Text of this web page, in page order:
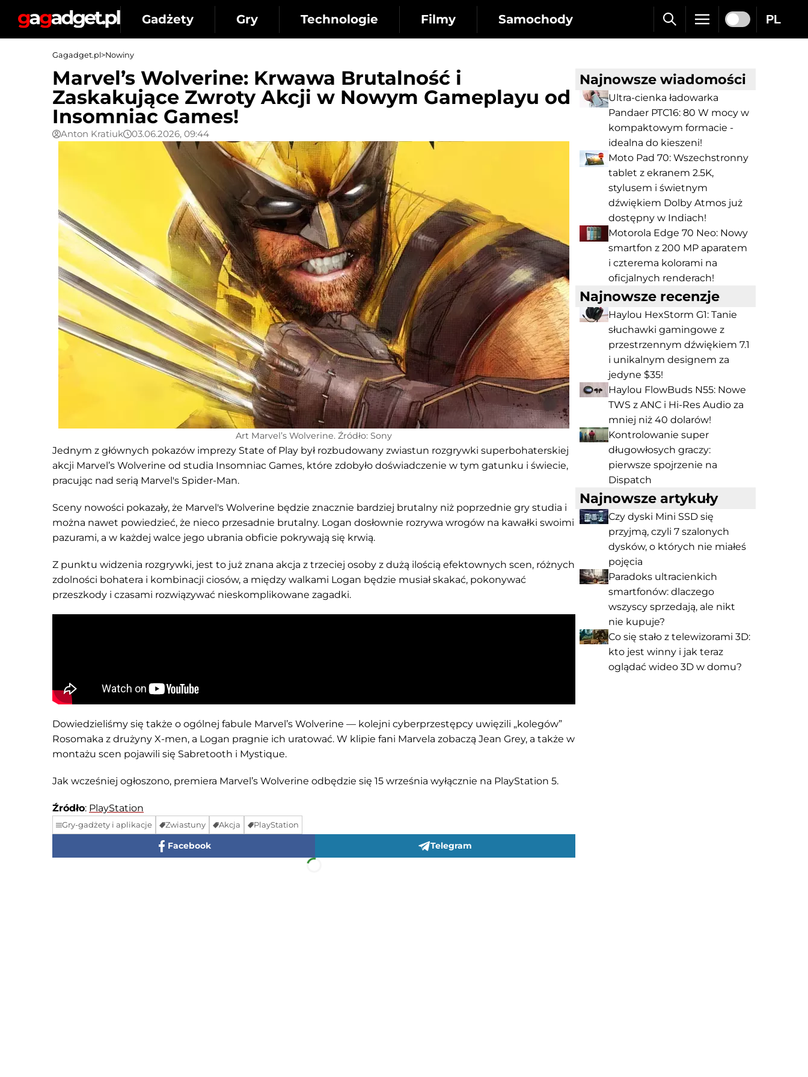
Gadżety Gry Technologie Filmy Samochody PL
Gagadget.pl>Nowiny
Marvel’s Wolverine: Krwawa Brutalność i
Zaskakujące Zwroty Akcji w Nowym Gameplayu od
Insomniac Games!
Anton Kratiuk 03.06.2026, 09:44
Art Marvel’s Wolverine. Źródło: Sony
Jednym z głównych pokazów imprezy State of Play był rozbudowany zwiastun rozgrywki superbohaterskiej
akcji Marvel’s Wolverine od studia Insomniac Games, które zdobyło doświadczenie w tym gatunku i świecie,
pracując nad serią Marvel's Spider-Man.
Sceny nowości pokazały, że Marvel's Wolverine będzie znacznie bardziej brutalny niż poprzednie gry studia i
można nawet powiedzieć, że nieco przesadnie brutalny. Logan dosłownie rozrywa wrogów na kawałki swoimi
pazurami, a w każdej walce jego ubrania obficie pokrywają się krwią.
Z punktu widzenia rozgrywki, jest to już znana akcja z trzeciej osoby z dużą ilością efektownych scen, różnych
zdolności bohatera i kombinacji ciosów, a między walkami Logan będzie musiał skakać, pokonywać
przeszkody i czasami rozwiązywać nieskomplikowane zagadki.
Dowiedzieliśmy się także o ogólnej fabule Marvel’s Wolverine — kolejni cyberprzestępcy uwięzili „kolegów”
Rosomaka z drużyny X-men, a Logan pragnie ich uratować. W klipie fani Marvela zobaczą Jean Grey, a także w
montażu scen pojawili się Sabretooth i Mystique.
Jak wcześniej ogłoszono, premiera Marvel’s Wolverine odbędzie się 15 września wyłącznie na PlayStation 5.
Źródło: PlayStation
Gry-gadżety i aplikacje Zwiastuny Akcja PlayStation
Facebook Telegram
Najnowsze wiadomości
Ultra-cienka ładowarka
Pandaer PTC16: 80 W mocy w
kompaktowym formacie -
idealna do kieszeni!
Moto Pad 70: Wszechstronny
tablet z ekranem 2.5K,
stylusem i świetnym
dźwiękiem Dolby Atmos już
dostępny w Indiach!
Motorola Edge 70 Neo: Nowy
smartfon z 200 MP aparatem
i czterema kolorami na
oficjalnych renderach!
Najnowsze recenzje
Haylou HexStorm G1: Tanie
słuchawki gamingowe z
przestrzennym dźwiękiem 7.1
i unikalnym designem za
jedyne $35!
Haylou FlowBuds N55: Nowe
TWS z ANC i Hi-Res Audio za
mniej niż 40 dolarów!
Kontrolowanie super
długowłosych graczy:
pierwsze spojrzenie na
Dispatch
Najnowsze artykuły
Czy dyski Mini SSD się
przyjmą, czyli 7 szalonych
dysków, o których nie miałeś
pojęcia
Paradoks ultracienkich
smartfonów: dlaczego
wszyscy sprzedają, ale nikt
nie kupuje?
Co się stało z telewizorami 3D:
kto jest winny i jak teraz
oglądać wideo 3D w domu?